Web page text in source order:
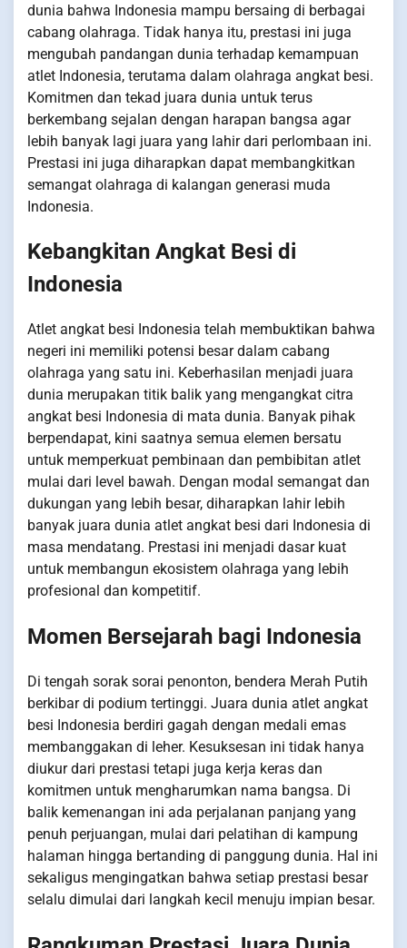
dunia bahwa Indonesia mampu bersaing di berbagai
cabang olahraga. Tidak hanya itu, prestasi ini juga
mengubah pandangan dunia terhadap kemampuan
atlet Indonesia, terutama dalam olahraga angkat besi.
Komitmen dan tekad juara dunia untuk terus
berkembang sejalan dengan harapan bangsa agar
lebih banyak lagi juara yang lahir dari perlombaan ini.
Prestasi ini juga diharapkan dapat membangkitkan
semangat olahraga di kalangan generasi muda
Indonesia.
Kebangkitan Angkat Besi di
Indonesia
Atlet angkat besi Indonesia telah membuktikan bahwa
negeri ini memiliki potensi besar dalam cabang
olahraga yang satu ini. Keberhasilan menjadi juara
dunia merupakan titik balik yang mengangkat citra
angkat besi Indonesia di mata dunia. Banyak pihak
berpendapat, kini saatnya semua elemen bersatu
untuk memperkuat pembinaan dan pembibitan atlet
mulai dari level bawah. Dengan modal semangat dan
dukungan yang lebih besar, diharapkan lahir lebih
banyak juara dunia atlet angkat besi dari Indonesia di
masa mendatang. Prestasi ini menjadi dasar kuat
untuk membangun ekosistem olahraga yang lebih
profesional dan kompetitif.
Momen Bersejarah bagi Indonesia
Di tengah sorak sorai penonton, bendera Merah Putih
berkibar di podium tertinggi. Juara dunia atlet angkat
besi Indonesia berdiri gagah dengan medali emas
membanggakan di leher. Kesuksesan ini tidak hanya
diukur dari prestasi tetapi juga kerja keras dan
komitmen untuk mengharumkan nama bangsa. Di
balik kemenangan ini ada perjalanan panjang yang
penuh perjuangan, mulai dari pelatihan di kampung
halaman hingga bertanding di panggung dunia. Hal ini
sekaligus mengingatkan bahwa setiap prestasi besar
selalu dimulai dari langkah kecil menuju impian besar.